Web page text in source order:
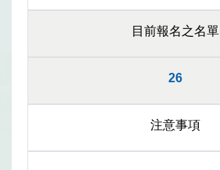
目前報名之名單
26
注意事項